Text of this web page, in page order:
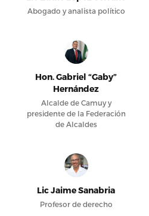
Abogado y analista político
Hon. Gabriel “Gaby”
Hernández
Alcalde de Camuy y
presidente de la Federación
de Alcaldes
Lic Jaime Sanabria
Profesor de derecho